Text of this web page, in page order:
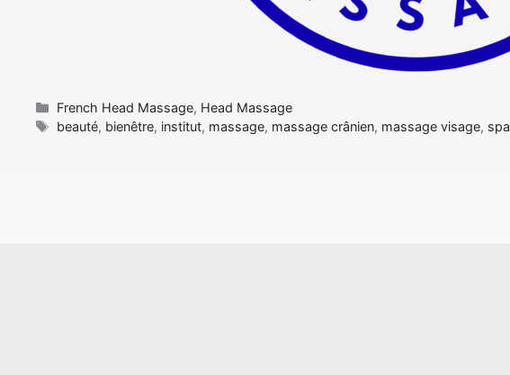
Catégories
French Head Massage, Head Massage
Étiquettes
beauté, bienêtre, institut, massage, massage crânien, massage visage, spa